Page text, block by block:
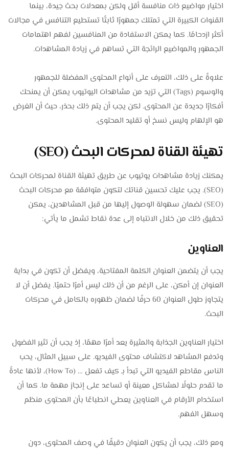
اختيار مواضيع ذات منافسة أقل ولكن بمعدلات بحث جيدة، بينما
القنوات الكبيرة التي تمتلك جمهورًا ثابتًا تستطيع التنافس في مجالات
أكثر ازدحامًا. كما يمكن الاستفادة من المنافسين لفهم اهتمامات
الجمهور والمواضيع الرائجة التي تساهم في زيادة المشاهدات.
علاوةً على ذلك، التعرف على أنواع المحتوى المفضلة للجمهور
والوسوم (Tags) التي تزيد من مشاهدات اليوتيوب يمكن أن يمنحك
أفكارًا جديدة عن المحتوى. لكن يجب أن يتم ذلك بحذر، حيث أن الغرض
هو الإلهام وليس نسخ أو تقليد المحتوى.
تهيئة القناة لمحركات البحث (SEO)
يمكنك زيادة مشاهدات يوتيوب عن طريق تهيئة القناة لمحركات البحث
(SEO). يجب عليك تحسين قناتك لتكون متوافقة مع محركات البحث
(SEO) لضمان سهولة الوصول إليها من قبل المشاهدين، يمكن
تحقيق ذلك من خلال الانتباه إلى عدة نقاط تشمل ما يأتي:
العناوين
يجب أن يتضمن العنوان الكلمة المفتاحية، ويفضل أن تكون في بداية
العنوان إن أمكن، على الرغم من أن ذلك ليس أمرًا حتميًا. يفضل أن لا
يتجاوز طول العنوان 60 حرفًا لضمان ظهوره بالكامل في محركات
البحث.
اختيار العناوين الجذابة والمثيرة يعد أمرًا مهمًا، إذ يجب أن تثير الفضول
وتدفع المشاهد لاكتشاف محتوى الفيديو. على سبيل المثال، يحب
الناس مقاطع الفيديو التي تبدأ بـ كيف تفعل … (How To)، لأنها عادةً
ما تقدم حلولًا لمشاكل معينة أو تساعد على إنجاز مهمة ما. كما أن
استخدام الأرقام في العناوين يعطي انطباعًا بأن المحتوى منظم
وسهل الفهم.
ومع ذلك، يجب أن يكون العنوان دقيقًا في وصف المحتوى، دون